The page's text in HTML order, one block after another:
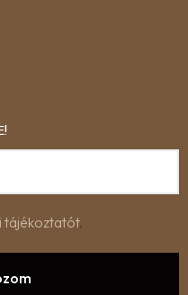
tájékoztatót.